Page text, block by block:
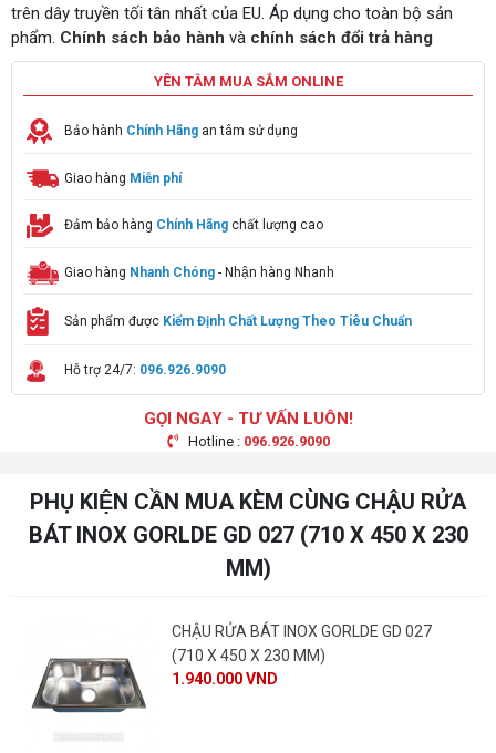
trên dây truyền tối tân nhất của EU. Áp dụng cho toàn bộ sản
phẩm. Chính sách bảo hành và chính sách đổi trả hàng
YÊN TÂM MUA SẮM ONLINE
Bảo hành Chính Hãng an tâm sử dụng
Giao hàng Miễn phí
Đảm bảo hàng Chính Hãng chất lượng cao
Giao hàng Nhanh Chóng - Nhận hàng Nhanh
Sản phẩm được Kiểm Định Chất Lượng Theo Tiêu Chuẩn
Hỗ trợ 24/7: 096.926.9090
GỌI NGAY - TƯ VẤN LUÔN!
Hotline : 096.926.9090
PHỤ KIỆN CẦN MUA KÈM CÙNG CHẬU RỬA
BÁT INOX GORLDE GD 027 (710 X 450 X 230
MM)
CHẬU RỬA BÁT INOX GORLDE GD 027
(710 X 450 X 230 MM)
1.940.000 VND